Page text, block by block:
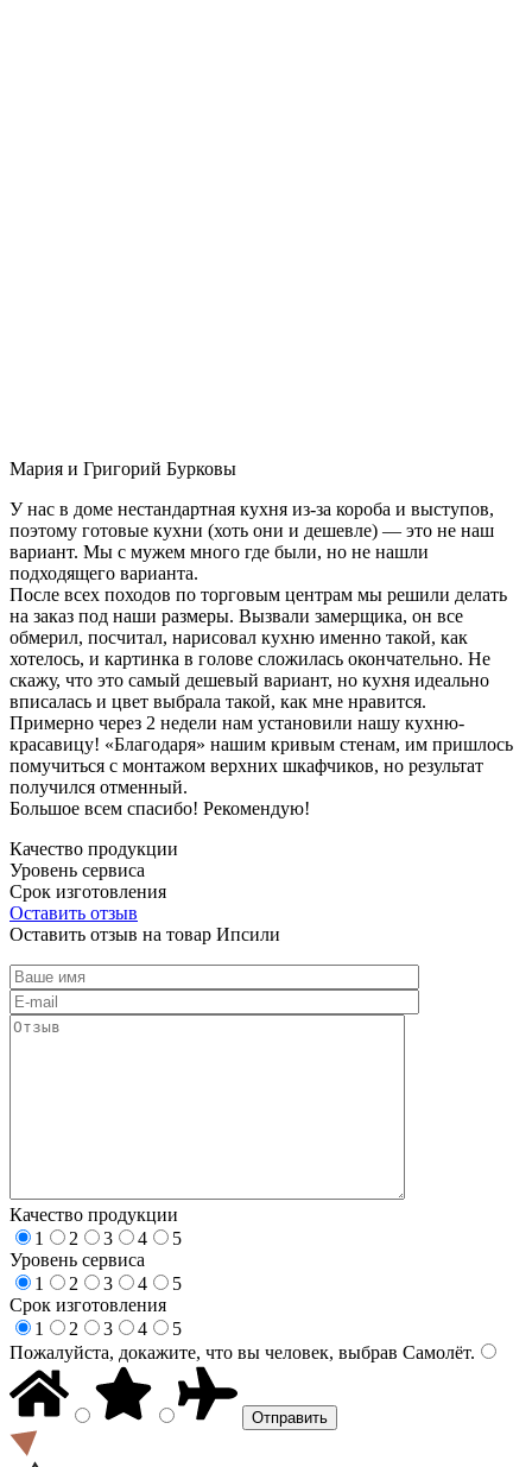
Мария и Григорий Бурковы
У нас в доме нестандартная кухня из-за короба и выступов,
поэтому готовые кухни (хоть они и дешевле) — это не наш
вариант. Мы с мужем много где были, но не нашли
подходящего варианта.
После всех походов по торговым центрам мы решили делать
на заказ под наши размеры. Вызвали замерщика, он все
обмерил, посчитал, нарисовал кухню именно такой, как
хотелось, и картинка в голове сложилась окончательно. Не
скажу, что это самый дешевый вариант, но кухня идеально
вписалась и цвет выбрала такой, как мне нравится.
Примерно через 2 недели нам установили нашу кухню-
красавицу! «Благодаря» нашим кривым стенам, им пришлось
помучиться с монтажом верхних шкафчиков, но результат
получился отменный.
Большое всем спасибо! Рекомендую!
Качество продукции
Уровень сервиса
Срок изготовления
Оставить отзыв
Оставить отзыв на товар Ипсили
Качество продукции
1
2 3 4
5
Уровень сервиса
1
2 3 4
5
Срок изготовления
1
2 3 4
5
Пожалуйста, докажите, что вы человек, выбрав Самолёт.